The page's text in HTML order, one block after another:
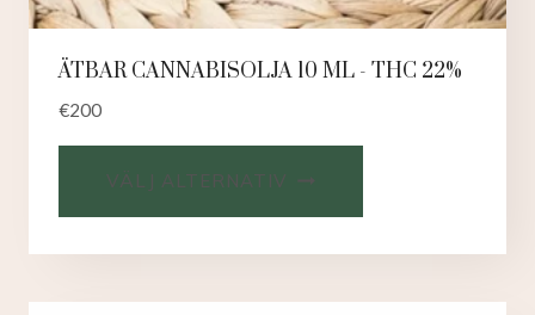
ÄTBAR CANNABISOLJA 10 ML - THC 22%
€200
VÄLJ ALTERNATIV